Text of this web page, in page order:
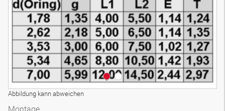
Abbildung kann abweichen